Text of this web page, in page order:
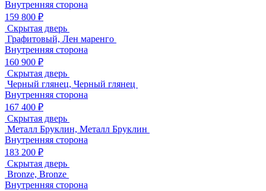
Внутренняя сторона
159 800 ₽
Скрытая дверь
Графитовый, Лен маренго
Внутренняя сторона
160 900 ₽
Скрытая дверь
Черный глянец, Черный глянец
Внутренняя сторона
167 400 ₽
Скрытая дверь
Металл Бруклин, Металл Бруклин
Внутренняя сторона
183 200 ₽
Скрытая дверь
Bronze, Bronze
Внутренняя сторона